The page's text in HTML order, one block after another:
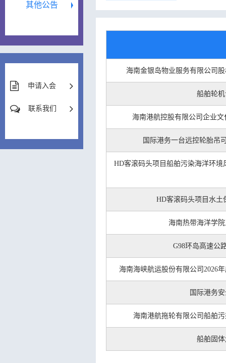
其他公告
申请入会
联系我们
海南金银岛物业服务有限公司
船舶轮
海南港航控股有限公司企业
国际港务一台远控轮胎吊
HD客滚码头项目船舶污染海洋环
HD客滚码头项目水土
海南热带海洋学
G98环岛高速公
海南海峡航运股份有限公司2026
国际港务
海南港航拖轮有限公司船舶
船舶固